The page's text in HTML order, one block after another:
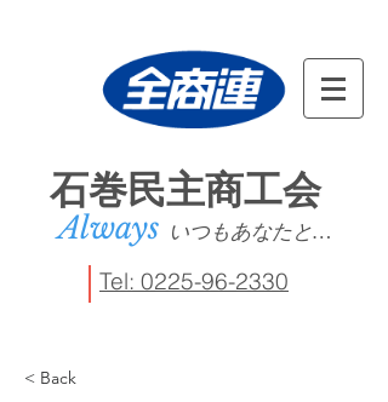
石巻民主商工会
Always いつもあなたと…
Tel: 0225-96-2330
< Back